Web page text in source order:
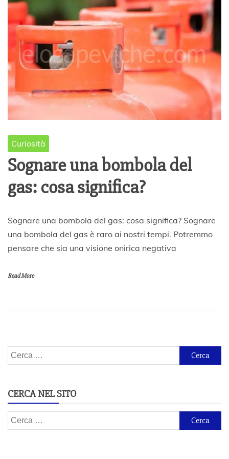
Curiosità
Sognare una bombola del
gas: cosa significa?
2
M
a
o
Sognare una bombola del gas: cosa significa? Sognare
una bombola del gas è raro ai nostri tempi. Potremmo
pensare che sia una visione onirica negativa
Read More
Ricerca
per:
CERCA NEL SITO
Ricerca
per: